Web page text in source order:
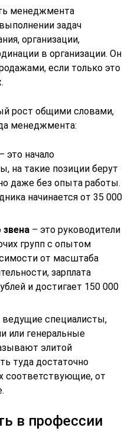
менеджмента
задач
организации,
в организации. Он
если только это
рост общими словами,
менеджмента:
это начало
на такие позиции берут
даже без опыта работы.
начинается от 35 000
– это руководители
групп с опытом
от масштаба
зарплата
и достигает 150 000
ведущие специалисты,
или генеральные
элитой
туда достаточно
соответствующие, от
в профессии